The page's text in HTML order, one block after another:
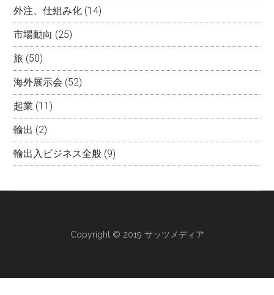
外注、仕組み化 (14)
市場動向 (25)
旅 (50)
海外展示会 (52)
起業 (11)
輸出 (2)
輸出入ビジネス全般 (9)
Copyright © 2019 サッツメディア